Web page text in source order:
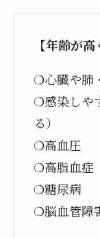
【年齢が
❍心臓や肺
❍感染しや
る）
❍高血圧
❍高脂血症
❍糖尿病
❍脳血管障